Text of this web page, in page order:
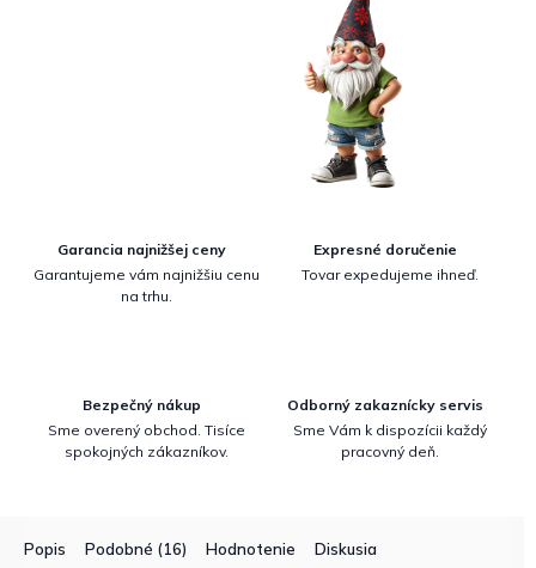
Garancia najnižšej ceny
Garantujeme vám najnižšiu cenu
na trhu.
Expresné doručenie
Tovar expedujeme ihneď.
Bezpečný nákup
Sme overený obchod. Tisíce
spokojných zákazníkov.
Odborný zakaznícky servis
Sme Vám k dispozícii každý
pracovný deň.
Popis Podobné (16) Hodnotenie Diskusia